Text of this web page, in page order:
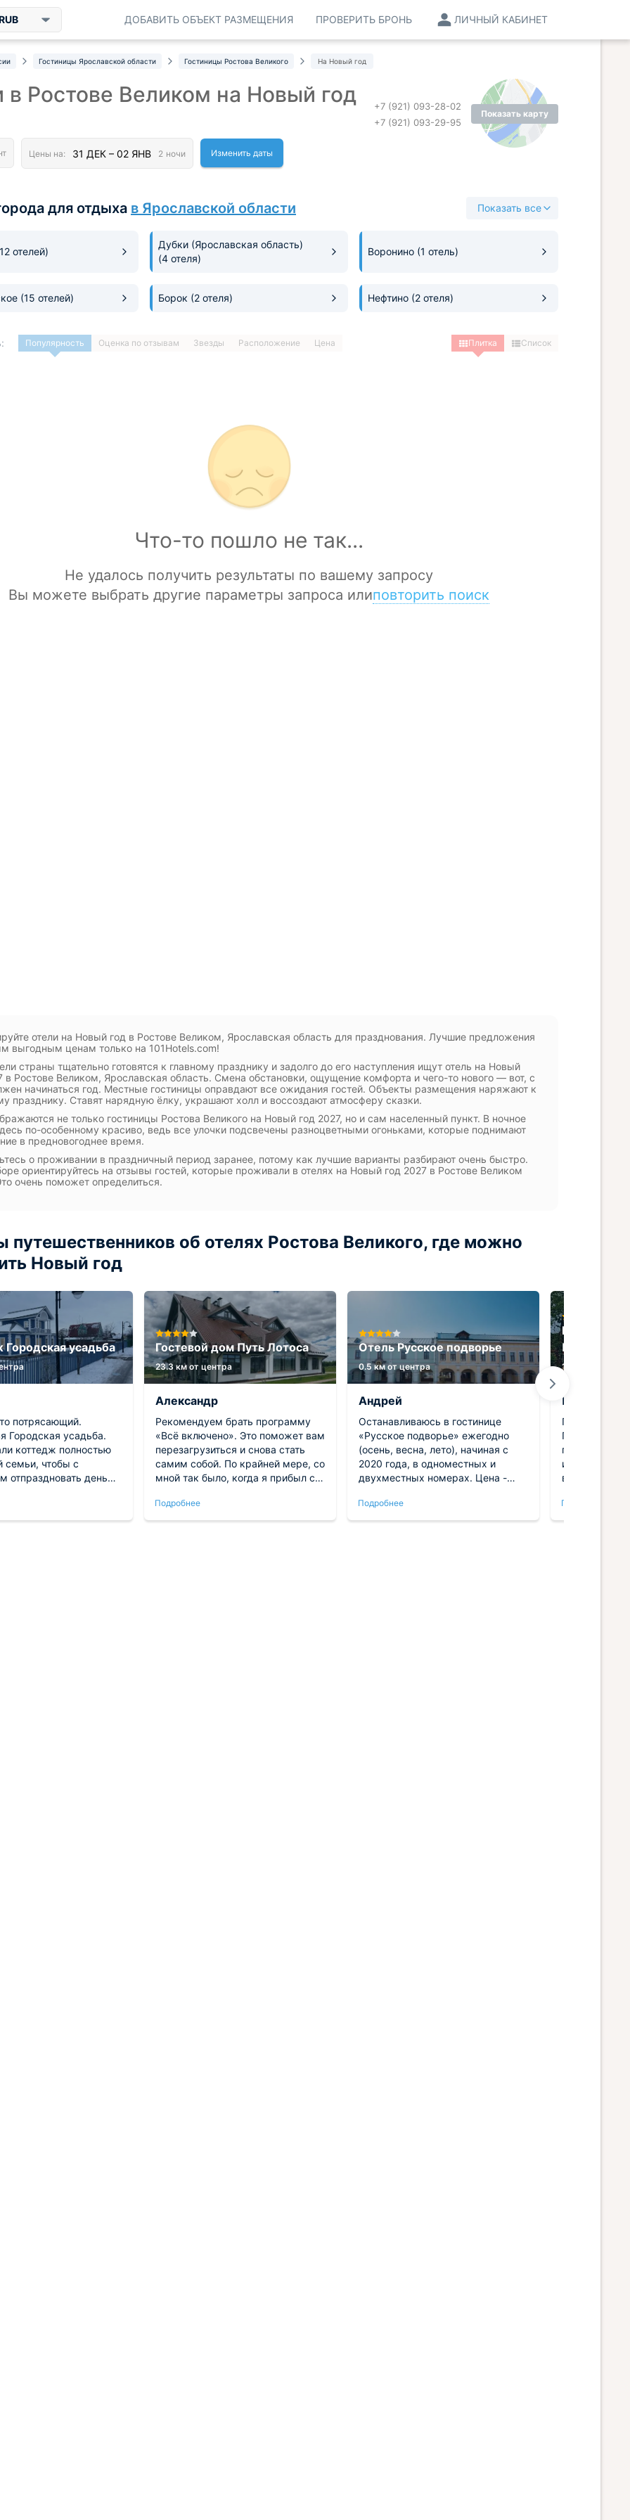
ЛИЧНЫЙ КАБИНЕТ
ПРОВЕРИТЬ БРОНЬ
ДОБАВИТЬ ОБЪЕКТ РАЗМЕЩЕНИЯ
Гостиницы Ярославской области Гостиницы Ростова Великого На Новый год
Показать карту
+7 (921) 093-28-02
+7 (921) 093-29-95
в Ростове Великом на Новый год
Изменить даты
для отдыха в Ярославской области Показать все
отелей)
Дубки (Ярославская область)
(4 отеля)
Воронино (1 отель)
(15 отелей) Борок (2 отеля) Нефтино (2 отеля)
Популярность Оценка по отзывам Звезды Расположение Цена Плитка Список
отели на Новый год в Ростове Великом, Ярославская область для празднования. Лучшие предложения
выгодным ценам только на 101Hotels.com!
страны тщательно готовятся к главному празднику и задолго до его наступления ищут отель на Новый
в Ростове Великом, Ярославская область. Смена обстановки, ощущение комфорта и чего-то нового — вот, с
начинаться год. Местные гостиницы оправдают все ожидания гостей. Объекты размещения наряжают к
празднику. Ставят нарядную ёлку, украшают холл и воссоздают атмосферу сказки.
не только гостиницы Ростова Великого на Новый год 2027, но и сам населенный пункт. В ночное
по-особенному красиво, ведь все улочки подсвечены разноцветными огоньками, которые поднимают
в предновогоднее время.
о проживании в праздничный период заранее, потому как лучшие варианты разбирают очень быстро.
ориентируйтесь на отзывы гостей, которые проживали в отелях на Новый год 2027 в Ростове Великом
очень поможет определиться.
путешественников об отелях Ростова Великого, где можно
Новый год
усадьба
потрясающий.
Городская усадьба.
коттедж полностью
семьи, чтобы с
отпраздновать день
от городской суеты,
время. В доме
Гостевой дом Путь Лотоса
23.3 км от центра
Александр
Рекомендуем брать программу
«Всё включено». Это поможет вам
перезагрузиться и снова стать
самим собой. По крайней мере, со
мной так было, когда я прибыл с
Это был лучший выбор за
последнее время для отдыха. От
Подробнее
Отель Русское подворье
0.5 км от центра
Андрей
Останавливаюсь в гостинице
«Русское подворье» ежегодно
(осень, весна, лето), начиная с
2020 года, в одноместных и
двухместных номерах. Цена -
устраивает.
Подробнее
Гостиница
Плешанова
1.4 км от
Павел
Проживать в
Плешанова"
и
всё, что
мебель в
Персонал
Подробнее